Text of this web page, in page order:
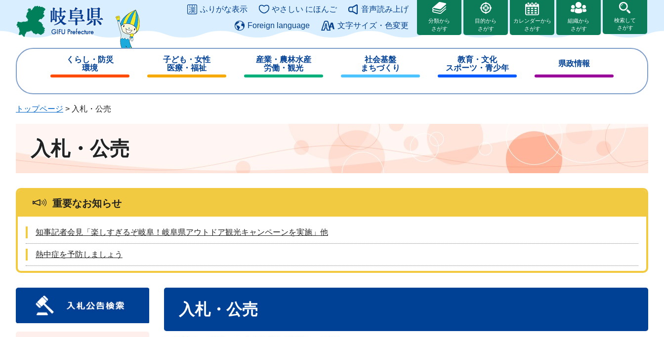
ジ
ュ
このページの本文へ
ふりがな表示 やさしい にほんご
音声読み上げ
Foreign language
文字サイズ・色変更
分類から
さがす
目的から
さがす
カレンダーから
さがす
組織から
さがす
検索して
さがす
くらし・防災
環境
じ
子ども・女性
医療・福祉
じ
産業・農林水産
労働・観光
じ
社会基盤
まちづくり
じ
教育・文化
スポーツ・青少年
じ
県政情報
じ
トップページ > 入札・公売
入札・公売
重要なお知らせ
知事記者会見「楽しすぎるぞ岐阜！岐阜県アウトドア観光キャンペーンを実施」他
熱中症を予防しましょう
入札・公売